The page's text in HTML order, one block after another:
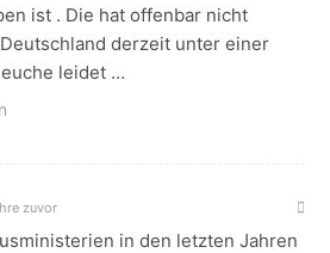
ist . Die hat offenbar nicht
derzeit unter einer
leidet …
zuvor
in den letzten Jahren